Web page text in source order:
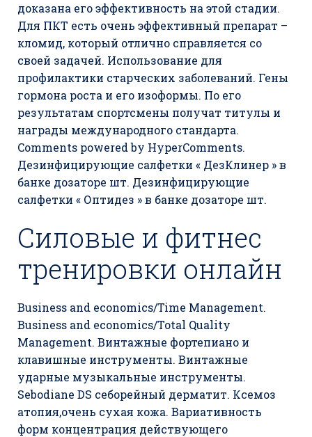
доказана его эффективность на этой стадии.
Для ПКТ есть очень эффективный препарат –
кломид, который отлично справляется со
своей задачей. Использование для
профилактики старческих заболеваний. Гены
гормона роста и его изоформы. По его
результатам спортсмены получат титулы и
награды международного стандарта.
Comments powered by HyperComments.
Дезинфицирующие салфетки « ДезКлинер » в
банке дозаторе шт. Дезинфицирующие
салфетки « Оптидез » в банке дозаторе шт.
Силовые и фитнес
тренировки онлайн
Business and economics/Time Management.
Business and economics/Total Quality
Management. Винтажные фортепиано и
клавишные инструменты. Винтажные
ударные музыкальные инструменты.
Sebodiane DS себорейный дерматит. Ксемоз
атопия,очень сухая кожа. Вариативность
форм концентрация действующего